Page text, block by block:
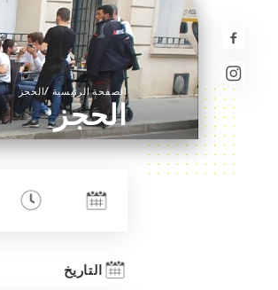
الصفحة الرئيسية /الحجز
الحجز